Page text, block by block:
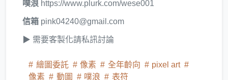
噗浪 https://www.plurk.com/wese001
信箱 pink04240@gmail.com
▶ 需要客製化請私訊討論
繪圖委託 像素 全年齡向
pixel art
像素
動圖 噗浪 表符